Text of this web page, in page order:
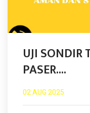
UJI SONDIR
PASER....
02 AUG 2025